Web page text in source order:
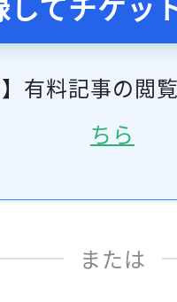
】有料記事の閲
ちら
または